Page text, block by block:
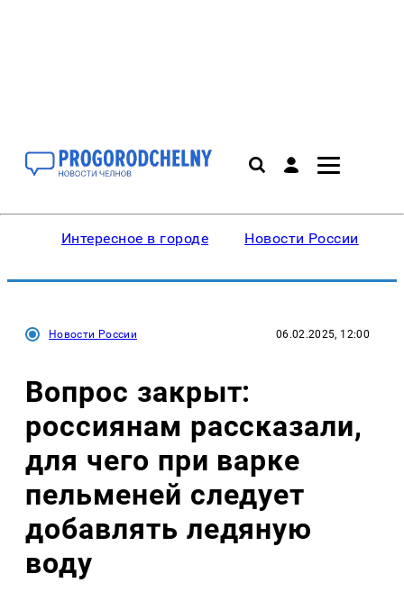
Интересное в городе Новости России
Новости России 06.02.2025, 12:00
Вопрос закрыт:
россиянам рассказали,
для чего при варке
пельменей следует
добавлять ледяную
воду